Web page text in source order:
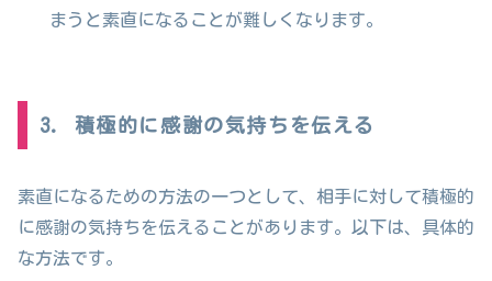
まうと素直になることが難しくなります。
3. 積極的に感謝の気持ちを伝える
素直になるための方法の一つとして、相手に対して積極的
に感謝の気持ちを伝えることがあります。以下は、具体的
な方法です。